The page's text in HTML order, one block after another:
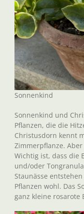
Sonnenkind
Sonnenkind und
Pflanzen, die die
Christusdorn kennt
Zimmerpflanze.
Wichtig ist, dass die
und/oder
Staunässe
Pflanzen wohl. Das
ganz kleine rosarote